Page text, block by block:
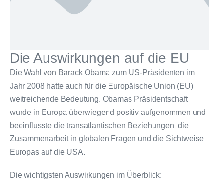
Die Auswirkungen auf die EU
Die Wahl von Barack Obama zum US-Präsidenten im
Jahr 2008 hatte auch für die Europäische Union (EU)
weitreichende Bedeutung. Obamas Präsidentschaft
wurde in Europa überwiegend positiv aufgenommen und
beeinflusste die transatlantischen Beziehungen, die
Zusammenarbeit in globalen Fragen und die Sichtweise
Europas auf die USA.
Die wichtigsten Auswirkungen im Überblick: